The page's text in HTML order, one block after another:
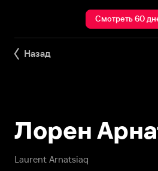
Смотреть 60
Назад
Laurent Arnatsiaq
Лорен